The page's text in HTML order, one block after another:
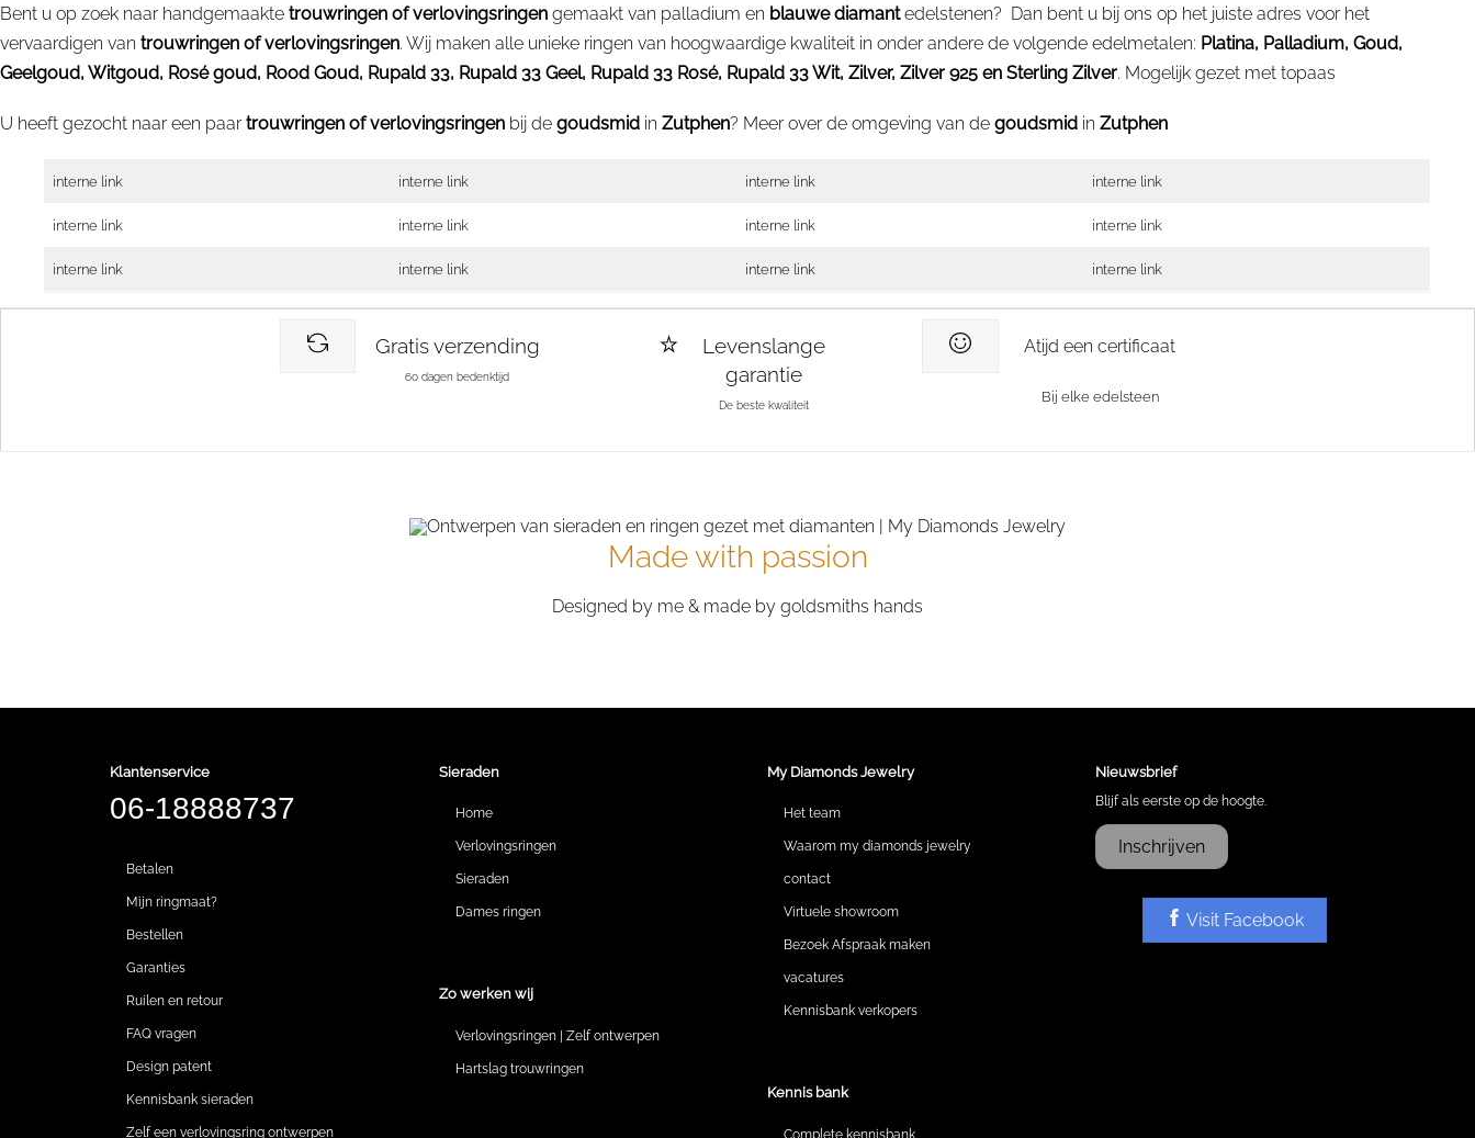
Bent u op zoek naar handgemaakte trouwringen of verlovingsringen gemaakt van palladium en blauwe diamantedelstenen? Dan bent u bij ons op het juiste adres voor het
vervaardigen van trouwringen of verlovingsringen. Wij maken alle unieke ringen van hoogwaardige kwaliteit in onder andere de volgende edelmetalen: Platina, Palladium, Goud,
Geelgoud, Witgoud, Rosé goud, Rood Goud, Rupald 33, Rupald 33 Geel, Rupald 33 Rosé, Rupald 33 Wit, Zilver, Zilver 925 en Sterling Zilver. Mogelijk gezet met topaas
U heeft gezocht naar een paartrouwringen of verlovingsringen bij de goudsmid in Zutphen? Meer over de omgeving van de goudsmid in Zutphen
interne link interne link interne link interne link
interne link interne link interne link interne link
interne link interne link interne link interne link
Gratis verzending
60 dagen bedenktijd
Levenslange
garantie
De beste kwaliteit
Atijd een certificaat
Bij elke edelsteen
Made with passion
Designed by me & made by goldsmiths hands
Klantenservice
06-18888737
Betalen
Mijn ringmaat?
Bestellen
Garanties
Ruilen en retour
FAQ vragen
Design patent
Kennisbank sieraden
Zelf een verlovingsring ontwerpen
Sieraden
Home
Verlovingsringen
Sieraden
Dames ringen
Zo werken wij
Verlovingsringen | Zelf ontwerpen
Hartslag trouwringen
My Diamonds Jewelry
Het team
Waarom my diamonds jewelry
contact
Virtuele showroom
Bezoek Afspraak maken
vacatures
Kennisbank verkopers
Kennis bank
Complete kennisbank
Nieuwsbrief
Blijf als eerste op de hoogte.
Inschrijven
Visit Facebook